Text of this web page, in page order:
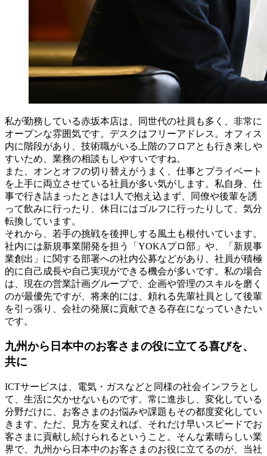
私が勤務している赤坂本店は、同世代の社員も多く、非常に
オープンな雰囲気です。デスクはフリーアドレス。オフィス
内に階段があり、技術職がいる上階のフロアとも行き来しや
すいため、業務の相談もしやすいですね。
また、オンとオフの切り替えがうまく、仕事とプライベート
を上手に両立させている社員が多い気がします。私自身、仕
事で行き詰まったときは1人で抱え込まず、同僚や後輩を誘
って飲みに行ったり、休日にはゴルフに行ったりして、気分
転換しています。
それから、若手の挑戦を後押しする風土も根付いています。
社内には新規事業開発を担う「YOKAプロ部」や、「新規事
業創出」に関する部署への社内公募などがあり、社員が積極
的に自己成長や自己実現ができる機会が多いです。私の場合
は、現在の営業計画グループで、企画や管理のスキルを磨く
のが最優先ですが、将来的には、頼れる先輩社員として後輩
を引っ張り、会社の発展に貢献できる存在になっていきたい
です。
九州から日本中のお客さまの役に立てる喜びを、
共に
ICTサービスは、電気・ガスなどと同様の社会インフラとし
て、生活に欠かせないものです。常に進歩し、変化している
分野だけに、お客さまのお悩みや課題もその都度変化してい
きます。ただ、見方を変えれば、それだけ早いスピードでお
客さまに貢献し続けられるということ。そんな素晴らしい業
界で、九州から日本中のお客さまのお役に立てるのが、当社